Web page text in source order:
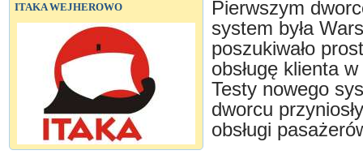
ITAKA WEJHEROWO
Pierwszym
system była
poszukiwało
obsługę klienta
Testy nowego
dworcu
obsługi